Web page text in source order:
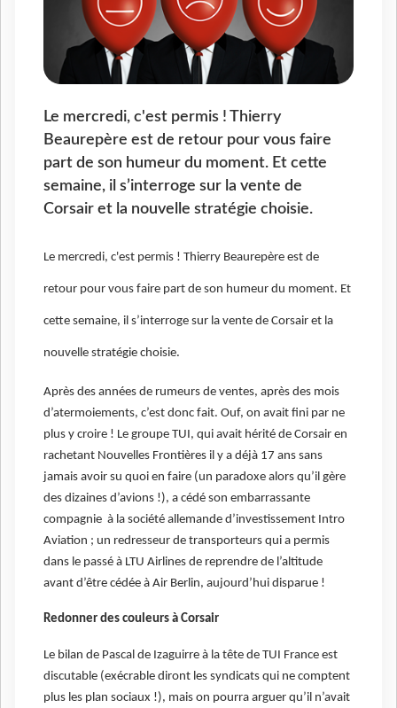
Le mercredi, c'est permis ! Thierry
Beaurepère est de retour pour vous faire
part de son humeur du moment. Et cette
semaine, il s’interroge sur la vente de
Corsair et la nouvelle stratégie choisie.
Le mercredi, c'est permis ! Thierry Beaurepère est de
retour pour vous faire part de son humeur du moment. Et
cette semaine, il s’interroge sur la vente de Corsair et la
nouvelle stratégie choisie.
Après des années de rumeurs de ventes, après des mois
d’atermoiements, c’est donc fait. Ouf, on avait fini par ne
plus y croire ! Le groupe TUI, qui avait hérité de Corsair en
rachetant Nouvelles Frontières il y a déjà 17 ans sans
jamais avoir su quoi en faire (un paradoxe alors qu’il gère
des dizaines d’avions !), a cédé son embarrassante
compagnie à la société allemande d’investissement Intro
Aviation ; un redresseur de transporteurs qui a permis
dans le passé à LTU Airlines de reprendre de l’altitude
avant d’être cédée à Air Berlin, aujourd’hui disparue !
Redonner des couleurs à Corsair
Le bilan de Pascal de Izaguirre à la tête de TUI France est
discutable (exécrable diront les syndicats qui ne comptent
plus les plan sociaux !), mais on pourra arguer qu’il n’avait